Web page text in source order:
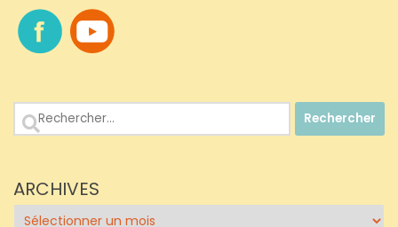
Rechercher :
ARCHIVES
Archives